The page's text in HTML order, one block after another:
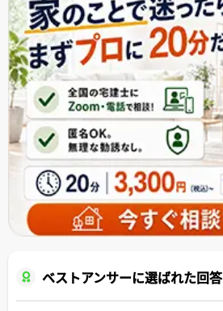
ベストアンサーに選ばれた回答